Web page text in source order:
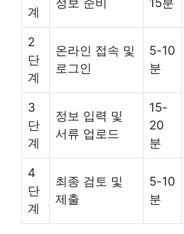
계
정보 준비
15분
2
단
계
온라인 접속 및
로그인
5-10
분
3
단
계
정보 입력 및
서류 업로드
15-
20
분
4
단
계
최종 검토 및
제출
5-10
분